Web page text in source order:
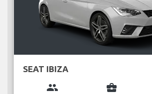
SEAT IBIZA
group business_center